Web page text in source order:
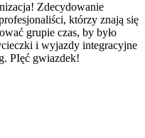
Zdecydowanie
którzy znają się
grupie czas, by było
i wyjazdy integracyjne
PIęć gwiazdek!